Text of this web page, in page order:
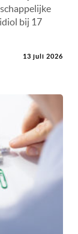
bij 17
13 juli 2026